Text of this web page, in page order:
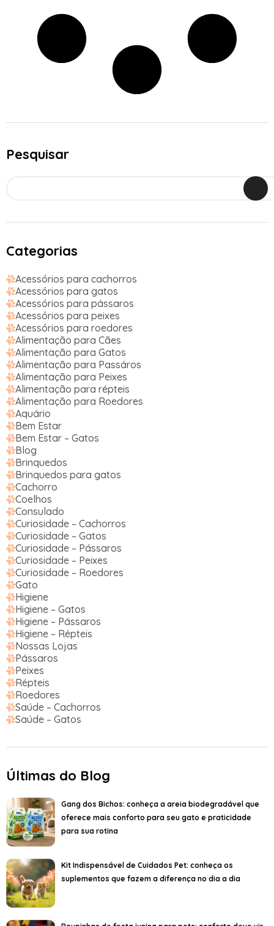
Pesquisar
Categorias
Acessórios para cachorros
Acessórios para gatos
Acessórios para pássaros
Acessórios para peixes
Acessórios para roedores
Alimentação para Cães
Alimentação para Gatos
Alimentação para Passáros
Alimentação para Peixes
Alimentação para répteis
Alimentação para Roedores
Aquário
Bem Estar
Bem Estar – Gatos
Blog
Brinquedos
Brinquedos para gatos
Cachorro
Coelhos
Consulado
Curiosidade – Cachorros
Curiosidade – Gatos
Curiosidade – Pássaros
Curiosidade – Peixes
Curiosidade – Roedores
Gato
Higiene
Higiene – Gatos
Higiene – Pássaros
Higiene – Répteis
Nossas Lojas
Pássaros
Peixes
Répteis
Roedores
Saúde – Cachorros
Saúde – Gatos
Últimas do Blog
Gang dos Bichos: conheça a areia biodegradável que
oferece mais conforto para seu gato e praticidade
para sua rotina
Kit Indispensável de Cuidados Pet: conheça os
suplementos que fazem a diferença no dia a dia